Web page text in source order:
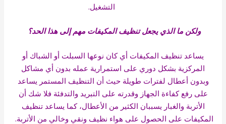
التشغيل.
ولكن ما الذي يجعل تنظيف المكيفات مهم إلى هذا الحد؟
يساعد تنظيف المكيفات أي كان نوعها السبلت أو الشباك أو
المركزية بشكل دوري على استمرارية عمله بدون أي مشاكل
وبدون أعطال لفترات طويلة حيث أن التنظيف المستمر يساعد
على رفع كفاءة الجهاز وقدرته على التبريد والتدفئة فلا شك أن
الأتربة والغبار يسببان الكثير من الأعطال، كما يساعد تنظيف
المكيفات على الحصول على هواء نظيف ونقي وخالي من الأتربة.